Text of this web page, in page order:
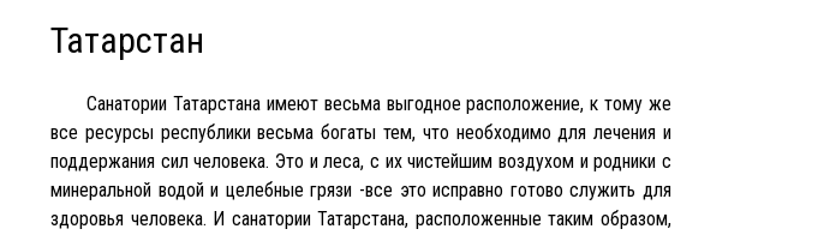
Татарстан
Санатории Татарстана имеют весьма выгодное расположение, к тому же
все ресурсы республики весьма богаты тем, что необходимо для лечения и
поддержания сил человека. Это и леса, с их чистейшим воздухом и родники с
минеральной водой и целебные грязи -все это исправно готово служить для
здоровья человека. И санатории Татарстана, расположенные таким образом,